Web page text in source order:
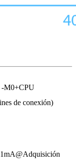
M0+CPU
de conexión)